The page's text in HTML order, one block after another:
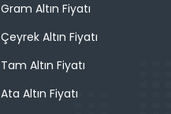
Gram Altın Fiyatı
Çeyrek Altın Fiyatı
Tam Altın Fiyatı
Ata Altın Fiyatı